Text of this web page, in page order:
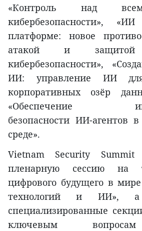
«Контроль над
кибербезопасности»,
платформе: новое
атакой и
кибербезопасности»,
ИИ: управление ИИ для
корпоративных озёр
«Обеспечение
безопасности ИИ-агентов
среде».
Vietnam Security
пленарную сессию на
цифрового будущего в
технологий и ИИ»,
специализированные
ключевым